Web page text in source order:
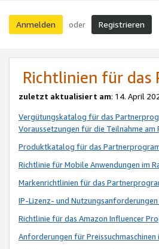
Anmelden oder Registrieren
Richtlinien für das
zuletzt aktualisiert am: 14. April
Vergütungskatalog für das
Voraussetzungen für die Teilnahme
Produktkatalog für das
Richtlinie für Mobile Anwendungen im
Markenrichtlinien für das
IP-Lizenz- und
Richtlinie für das Amazon Influencer
Anforderungen für